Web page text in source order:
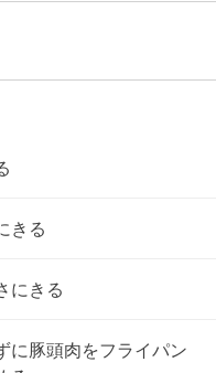
きる
にきる
に豚頭肉をフライパン